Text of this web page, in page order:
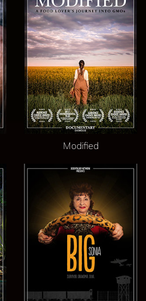
Modified